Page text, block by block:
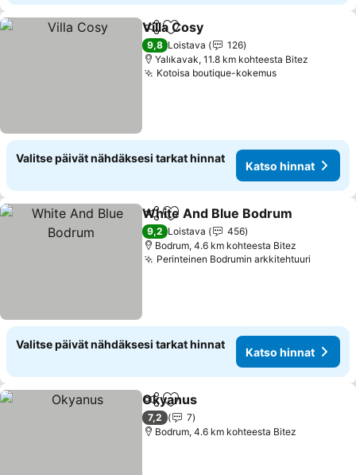
Jaa Lisää suosikkeihin
Villa Cosy
9,8 Loistava
126
Yalıkavak, 11.8 km kohteesta Bitez
Kotoisa boutique-kokemusKatso hinnat
Valitse päivät nähdäksesi tarkat hinnat
Katso hinnat
Jaa Lisää suosikkeihin
White And Blue Bodrum
9,2 Loistava
456
Bodrum, 4.6 km kohteesta Bitez
Perinteinen Bodrumin arkkitehtuuri
Valitse päivät nähdäksesi tarkat hinnat
Katso hinnat
Jaa Lisää suosikkeihin
Okyanus
7,2
7
Bodrum, 4.6 km kohteesta Bitez